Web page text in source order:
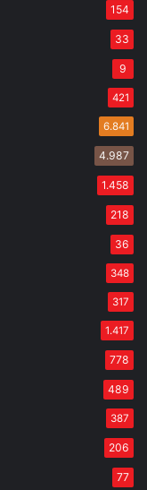
154
33
9
421
6.841
4.987
1.458
218
36
348
317
1.417
778
489
387
206
77